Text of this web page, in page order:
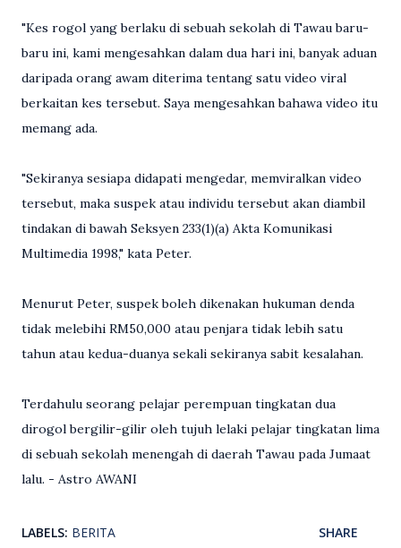
"Kes rogol yang berlaku di sebuah sekolah di Tawau baru-
baru ini, kami mengesahkan dalam dua hari ini, banyak aduan
daripada orang awam diterima tentang satu video viral
berkaitan kes tersebut. Saya mengesahkan bahawa video itu
memang ada.
"Sekiranya sesiapa didapati mengedar, memviralkan video
tersebut, maka suspek atau individu tersebut akan diambil
tindakan di bawah Seksyen 233(1)(a) Akta Komunikasi
Multimedia 1998," kata Peter.
Menurut Peter, suspek boleh dikenakan hukuman denda
tidak melebihi RM50,000 atau penjara tidak lebih satu
tahun atau kedua-duanya sekali sekiranya sabit kesalahan.
Terdahulu seorang pelajar perempuan tingkatan dua
dirogol bergilir-gilir oleh tujuh lelaki pelajar tingkatan lima
di sebuah sekolah menengah di daerah Tawau pada Jumaat
lalu. - Astro AWANI
LABELS: BERITA SHARE